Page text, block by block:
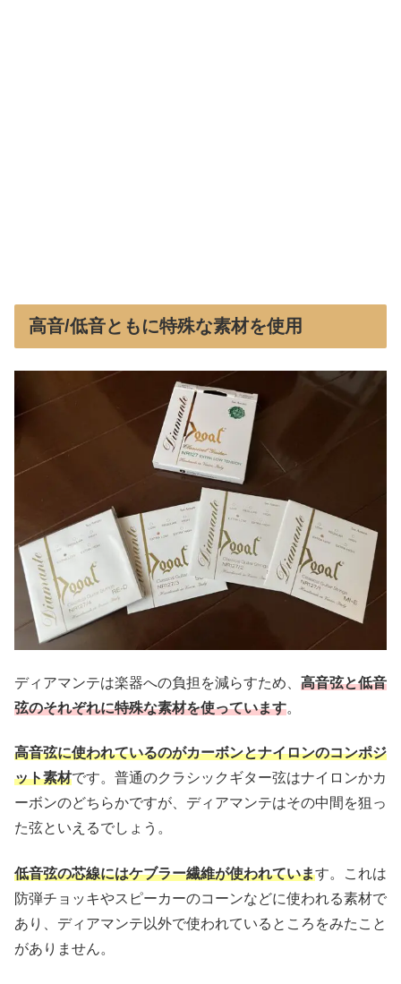
高音/低音ともに特殊な素材を使用
ディアマンテは楽器への負担を減らすため、 高音弦と低音
弦のそれぞれに特殊な素材を使っています。
高音弦に使われているのがカーボンとナイロンのコンポジ
ット素材です。普通のクラシックギター弦はナイロンかカ
ーボンのどちらかですが、ディアマンテはその中間を狙っ
た弦といえるでしょう。
低音弦の芯線にはケブラー繊維が使われています。これは
防弾チョッキやスピーカーのコーンなどに使われる素材で
あり、ディアマンテ以外で使われているところをみたこと
がありません。